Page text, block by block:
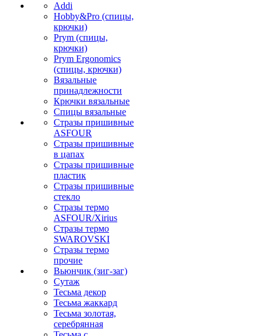
Addi
Hobby&Pro (спицы,
крючки)
Prym (спицы,
крючки)
Prym Ergonomics
(спицы, крючки)
Вязальные
принадлежности
Крючки вязальные
Спицы вязальные
Стразы пришивные
ASFOUR
Стразы пришивные
в цапах
Стразы пришивные
пластик
Стразы пришивные
стекло
Стразы термо
ASFOUR/Xirius
Стразы термо
SWAROVSKI
Стразы термо
прочие
Вьюнчик (зиг-заг)
Сутаж
Тесьма декор
Тесьма жаккард
Тесьма золотая,
серебрянная